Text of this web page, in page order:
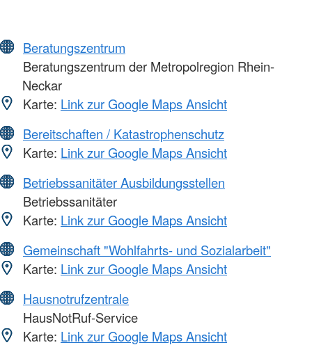
Beratungszentrum
Beratungszentrum der Metropolregion Rhein-
Neckar
Karte: Link zur Google Maps Ansicht
Bereitschaften / Katastrophenschutz
Karte: Link zur Google Maps Ansicht
Betriebssanitäter Ausbildungsstellen
Betriebssanitäter
Karte: Link zur Google Maps Ansicht
Gemeinschaft "Wohlfahrts- und Sozialarbeit"
Karte: Link zur Google Maps Ansicht
Hausnotrufzentrale
HausNotRuf-Service
Karte: Link zur Google Maps Ansicht